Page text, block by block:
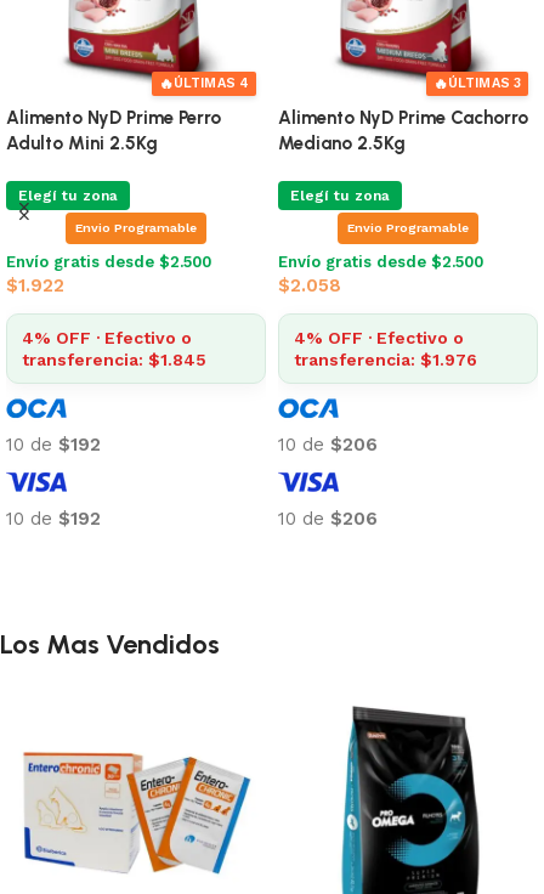
ÚLTIMAS 4
NyD Prime Perro
Mini 2.5Kg
zona
Envio Programable
desde $2.500
· Efectivo o
$1.845
ÚLTIMAS 3
Alimento NyD Prime Cachorro
Mediano 2.5Kg
Elegí tu zona
Envio Programable
Envío gratis desde $2.500
2.058
4% OFF · Efectivo o
transferencia: $1.976
$206
$206
Los Mas Vendidos